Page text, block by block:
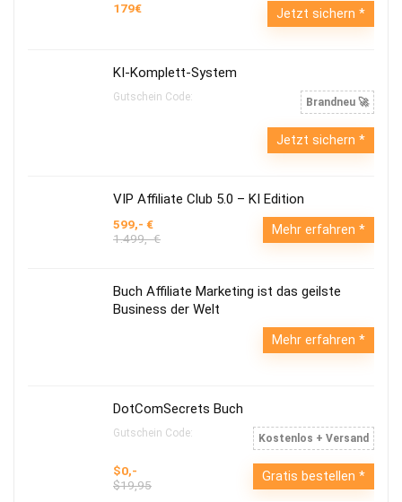
179€ Jetzt sichern
KI-Komplett-System
Gutschein Code: Brandneu 🚀
Jetzt sichern
VIP Affiliate Club 5.0 – KI Edition
599,- €
1.499,- €
Mehr erfahren
Buch Affiliate Marketing ist das geilste
Business der Welt
Mehr erfahren
DotComSecrets Buch
Gutschein Code: Kostenlos + Versand
$0,-
$19,95
Gratis bestellen